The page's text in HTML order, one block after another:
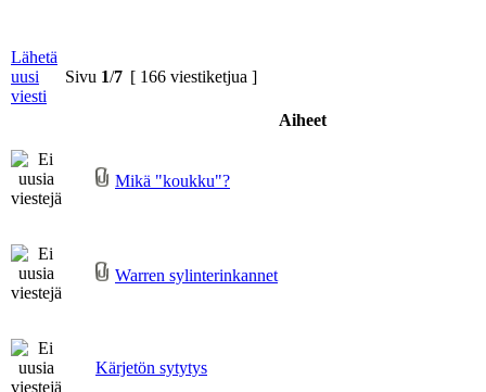
Lähetä
uusi
viesti
Sivu 1/7 [ 166 viestiketjua ]
Aiheet
Mikä "koukku"?
Warren sylinterinkannet
Kärjetön sytytys